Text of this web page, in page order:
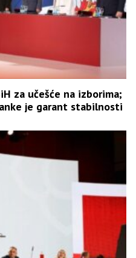
za učešće na izborima;
je garant stabilnosti